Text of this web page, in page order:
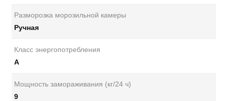
Разморозка морозильной камеры
Ручная
Класс энергопотребления
A
Мощность замораживания (кг/24 ч)
9